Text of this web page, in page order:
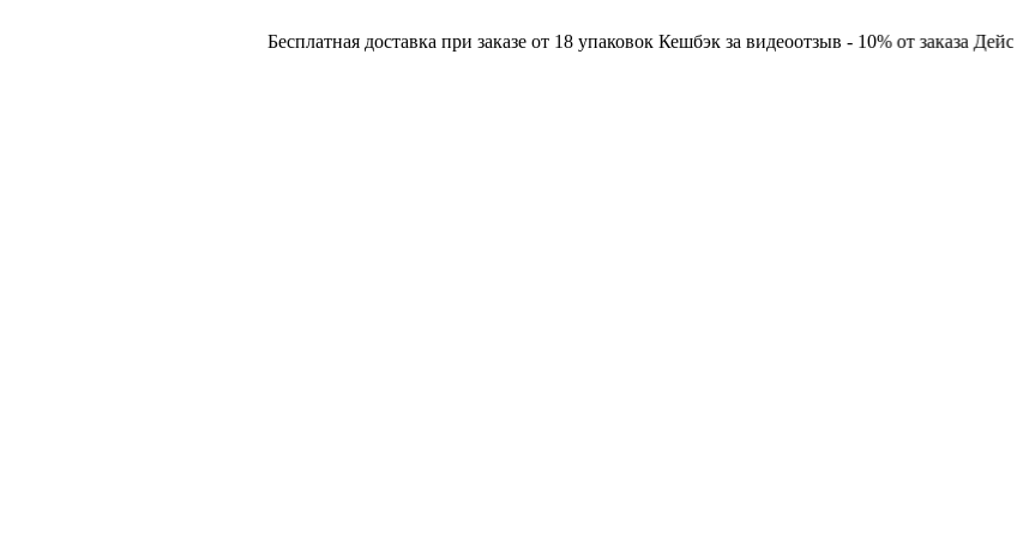
Бесплатная доставка при заказе от 18 упаковок Кешбэк за видеоотзыв - 10% от заказа Действует